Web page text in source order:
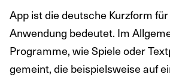
App ist die deutsche Kurzform
Anwendung bedeutet. Im
Programme, wie Spiele oder
gemeint, die beispielsweise auf